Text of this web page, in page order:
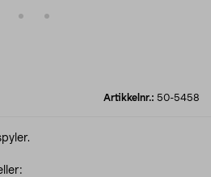
Artikkelnr.: 50-5458